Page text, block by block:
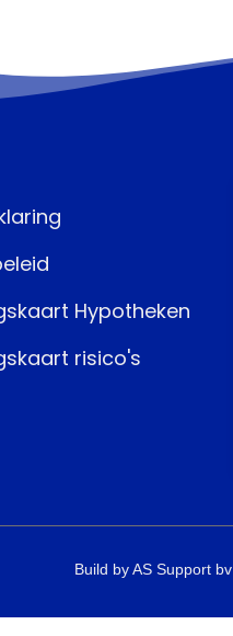
Hypotheken
risico's
Build by AS Support bv